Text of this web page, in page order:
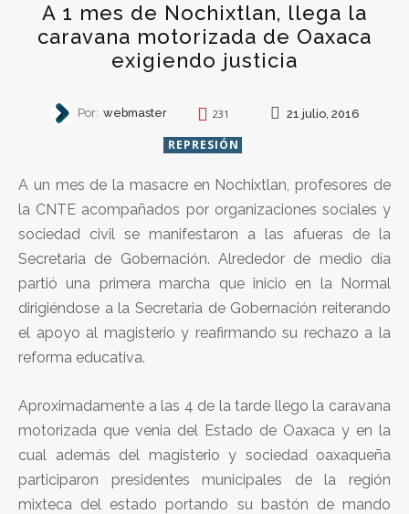
A 1 mes de Nochixtlan, llega la
caravana motorizada de Oaxaca
exigiendo justicia
Por: webmaster 231 21 julio, 2016
REPRESIÓN
A un mes de la masacre en Nochixtlan, profesores de
la CNTE acompañados por organizaciones sociales y
sociedad civil se manifestaron a las afueras de la
Secretaria de Gobernación. Alrededor de medio día
partió una primera marcha que inicio en la Normal
dirigiéndose a la Secretaria de Gobernación reiterando
el apoyo al magisterio y reafirmando su rechazo a la
reforma educativa.
Aproximadamente a las 4 de la tarde llego la caravana
motorizada que venia del Estado de Oaxaca y en la
cual además del magisterio y sociedad oaxaqueña
participaron presidentes municipales de la región
mixteca del estado portando su bastón de mando